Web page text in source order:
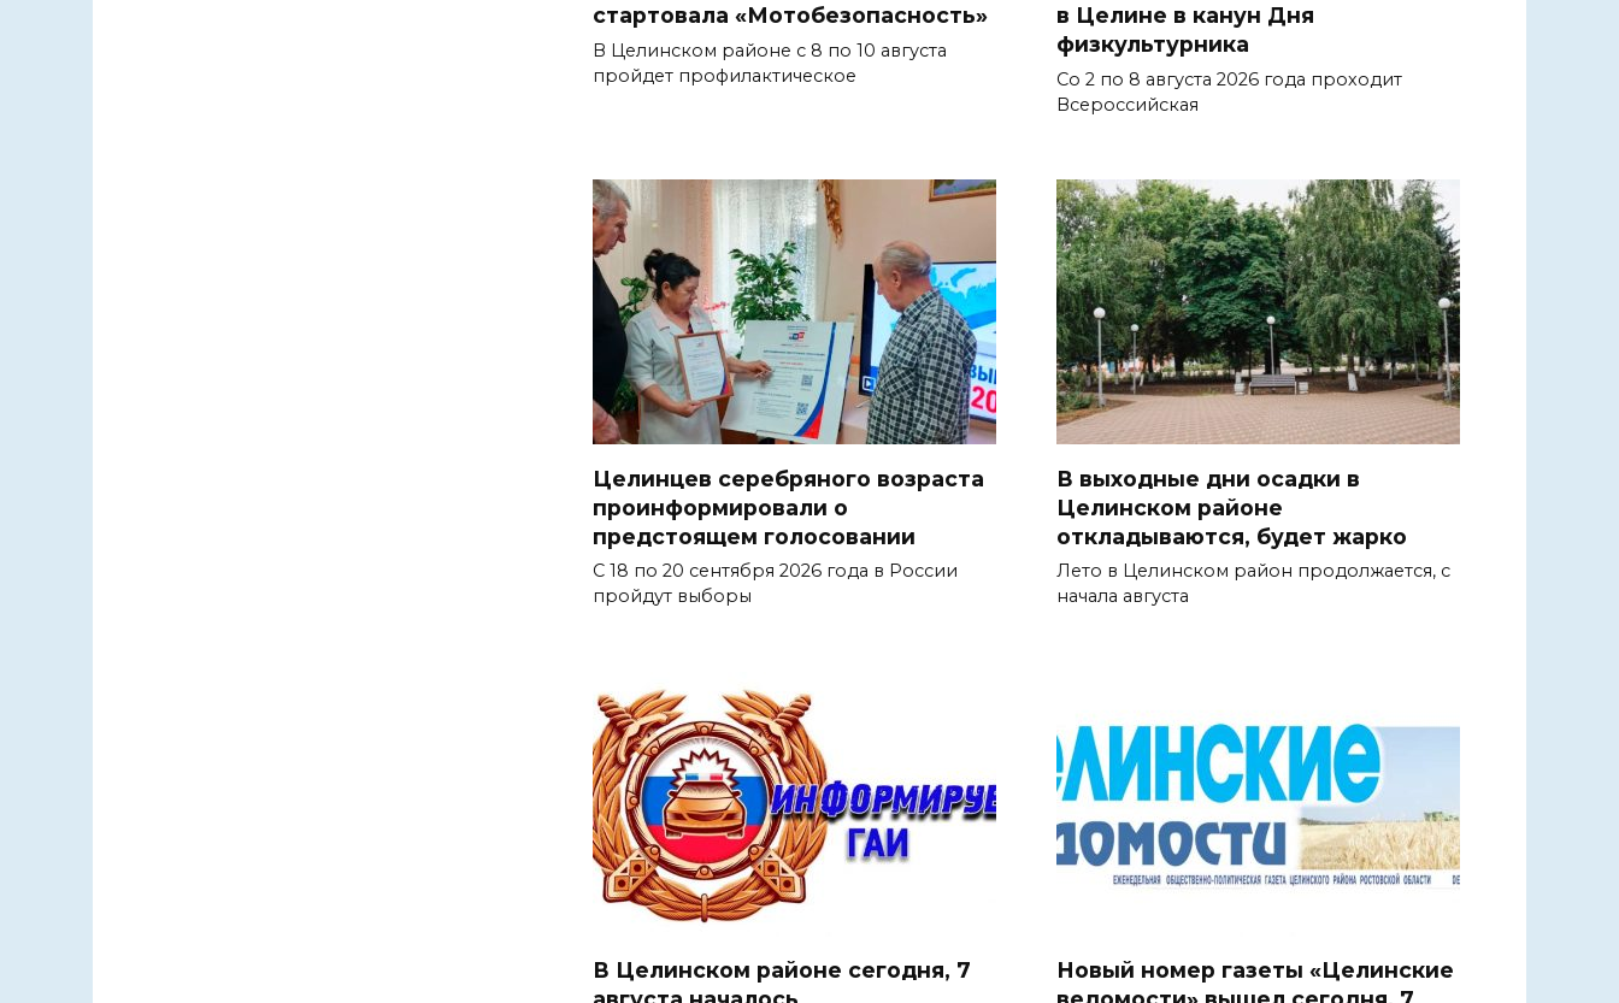
стартовала «Мотобезопасность»
В Целинском районе с 8 по 10 августа
пройдет профилактическое
в Целине в канун Дня
физкультурника
Со 2 по 8 августа 2026 года проходит
Всероссийская
Целинцев серебряного возраста
проинформировали о
предстоящем голосовании
С 18 по 20 сентября 2026 года в России
пройдут выборы
В выходные дни осадки в
Целинском районе
откладываются, будет жарко
Лето в Целинском район продолжается, с
начала августа
В Целинском районе сегодня, 7
Новый номер газеты «Целинские